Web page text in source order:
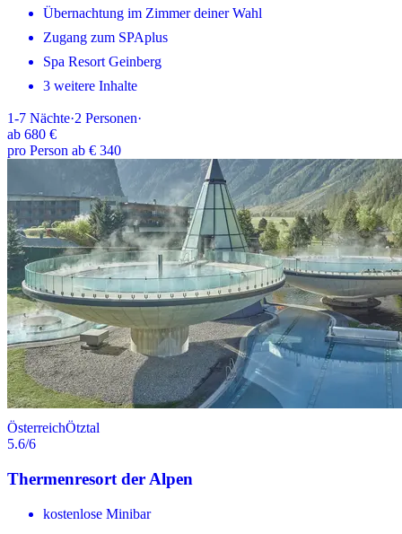
Übernachtung im Zimmer deiner Wahl
Zugang zum SPAplus
Spa Resort Geinberg
3 weitere Inhalte
1-7 Nächte·2 Personen·
ab 680 €
pro Person ab € 340
ÖsterreichÖtztal
5.6/6
Thermenresort der Alpen
kostenlose Minibar